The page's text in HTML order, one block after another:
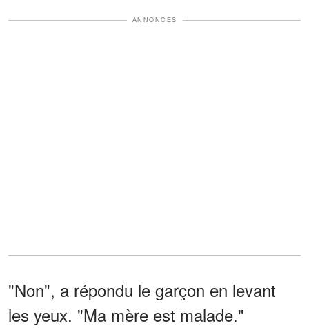
ANNONCES
"Non", a répondu le garçon en levant
les yeux. "Ma mère est malade."